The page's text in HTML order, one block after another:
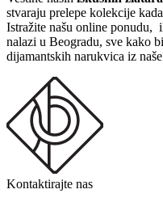
stvaraju prelepe kolekcije
Istražite našu online ponudu,
nalazi u Beogradu, sve kako
dijamantskih narukvica iz
Kontaktirajte nas